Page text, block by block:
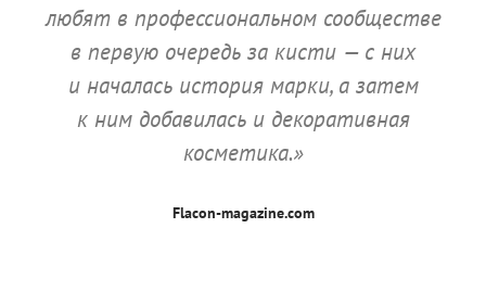
любят в профессиональном сообществе
в первую очередь за кисти — с них
и началась история марки, а затем
к ним добавилась и декоративная
косметика.»
Flacon-magazine.com